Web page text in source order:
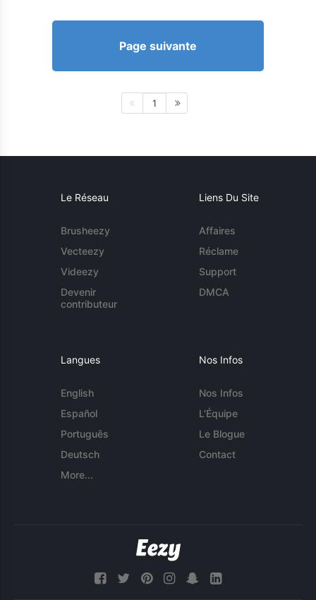
Page suivante
1
Le Réseau
Brusheezy
Vecteezy
Videezy
Devenir
contributeur
Liens Du Site
Affaires
Réclame
Support
DMCA
Langues
English
Español
Português
Deutsch
More...
Nos Infos
Nos Infos
L'Équipe
Le Blogue
Contact